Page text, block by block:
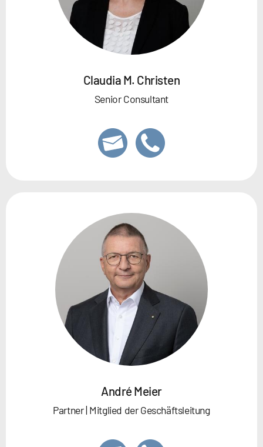
Claudia M. Christen
Senior Consultant
André Meier
Partner | Mitglied der Geschäftsleitung